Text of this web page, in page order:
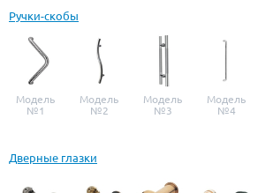
Ручки-скобы
Модель
№1
Модель
№2
Модель
№3
Модель
№4
Дверные глазки